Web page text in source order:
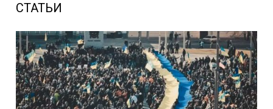
СТАТЬИ